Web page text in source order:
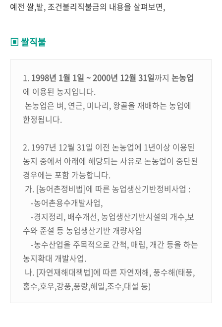
예전 쌀,밭, 조건불리직불금의 내용을 살펴보면,
▣ 쌀직불
1. 1998년 1월 1일 ~ 2000년 12월 31일까지 논농업
에 이용된 농지입니다.
논농업은 벼, 연근, 미나리, 왕골을 재배하는 농업에
한정됩니다.
2. 1997년 12월 31일 이전 논농업에 1년이상 이용된
농지 중에서 아래에 해당되는 사유로 논농업이 중단된
경우에는 포함 가능합니다.
가. [농어촌정비법]에 따른 농업생산기반정비사업 :
-농어촌용수개발사업,
-경지정리, 배수개선, 농업생산기반시설의 개수,보
수와 준설 등 농업생산기반 개량사업
-농수산업을 주목적으로 간척, 매립, 개간 등을 하는
농지확대 개발사업.
나. [자연재해대책법]에 따른 자연재해, 풍수해(태풍,
홍수,호우,강풍,풍랑,해일,조수,대설 등)